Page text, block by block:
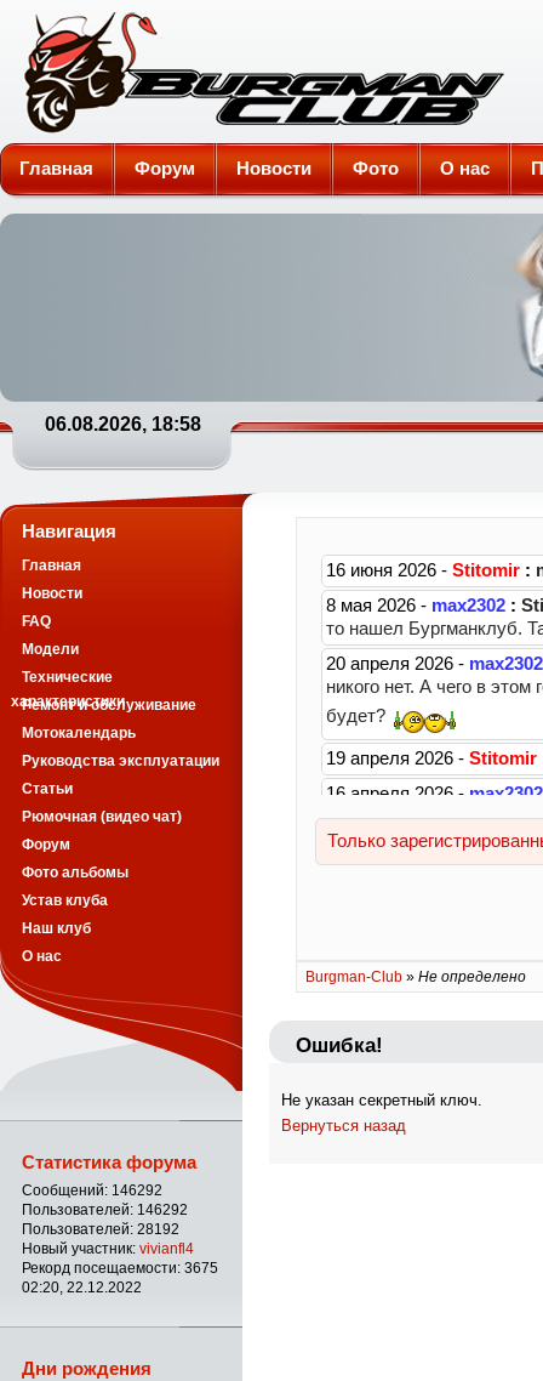
Burgman-Club
Главная Форум Новости Фото О нас
06.08.2026, 18:58
Burgman-Club » Не определено
Ошибка!
Не указан секретный ключ.
Вернуться назад
Навигация
Главная
Новости
FAQ
Модели
Технические
характеристики
Ремонт и обслуживание
Мотокалендарь
Руководства эксплуатации
Статьи
Рюмочная (видео чат)
Форум
Фото альбомы
Устав клуба
Наш клуб
О нас
Статистика форума
Сообщений: 146292
Пользователей: 146292
Пользователей: 28192
Новый участник: vivianfl4
Рекорд посещаемости: 3675
02:20, 22.12.2022
Дни рождения